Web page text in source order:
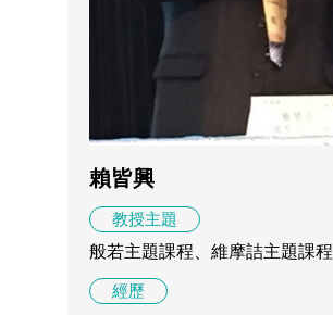
賴皆興
教授主題
般若主題課程、維摩詰主題課程
經歷